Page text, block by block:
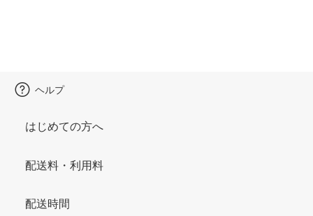
ヘルプ
はじめての方へ
配送料・利用料
配送時間